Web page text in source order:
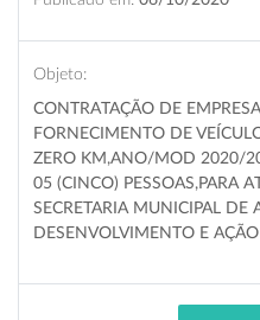
Objeto:
CONTRATAÇÃO DE
FORNECIMENTO DE
ZERO KM,ANO/MOD 2020/
05 (CINCO) PESSOAS,PARA
SECRETARIA MUNICIPAL DE
DESENVOLVIMENTO E